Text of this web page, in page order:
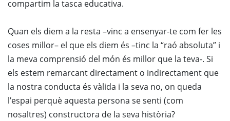
compartim la tasca educativa.
Quan els diem a la resta –vinc a ensenyar-te com fer les
coses millor– el que els diem és –tinc la “raó absoluta” i
la meva comprensió del món és millor que la teva-. Si
els estem remarcant directament o indirectament que
la nostra conducta és vàlida i la seva no, on queda
l’espai perquè aquesta persona se senti (com
nosaltres) constructora de la seva història?